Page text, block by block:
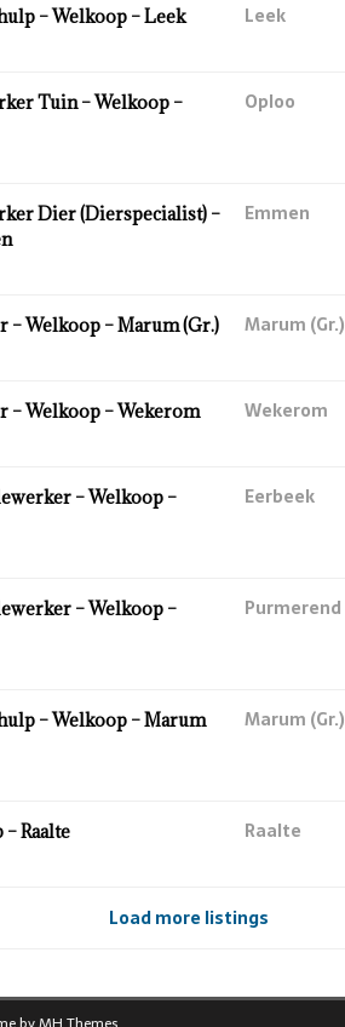
– Welkoop – Leek Leek
Tuin – Welkoop –
Oploo
Dier (Dierspecialist) –
Emmen
– Welkoop – Marum (Gr.) Marum (Gr.)
– Welkoop – Wekerom Wekerom
– Welkoop –
Eerbeek
– Welkoop –
Purmerend
– Welkoop – Marum
Marum (Gr.)
Raalte Raalte
Load more listings